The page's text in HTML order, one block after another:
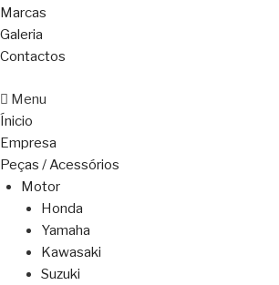
Marcas
Galeria
Contactos
Menu
Ínicio
Empresa
Peças / Acessórios
Motor
Honda
Yamaha
Kawasaki
Suzuki